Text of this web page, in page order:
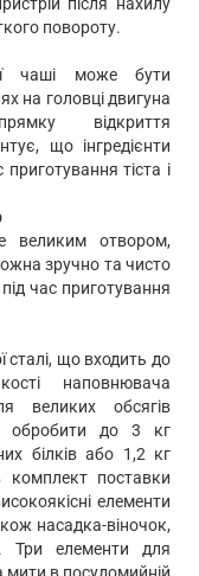
після нахилу
повороту.
чаші може бути
на головці двигуна
відкриття
що інгредієнти
тіста і
великим отвором,
зручно та чисто
час приготування
сталі, що входить до
наповнювача
великих обсягів
обробити до 3 кг
білків або 1,2 кг
комплект поставки
елементи
насадка-віночок,
Три елементи для